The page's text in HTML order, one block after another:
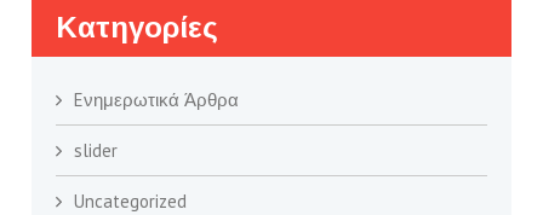
Kατηγορίες
Eνημερωτικά Άρθρα
slider
Uncategorized